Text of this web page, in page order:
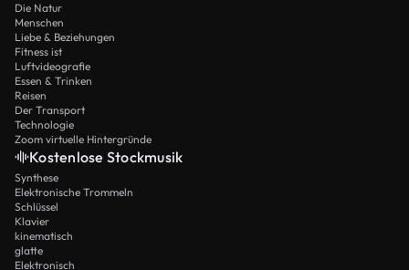
Die Natur
Menschen
Liebe & Beziehungen
Fitness ist
Luftvideografie
Essen & Trinken
Reisen
Der Transport
Technologie
Zoom virtuelle Hintergründe
Kostenlose Stockmusik
Synthese
Elektronische Trommeln
Schlüssel
Klavier
kinematisch
glatte
Elektronisch